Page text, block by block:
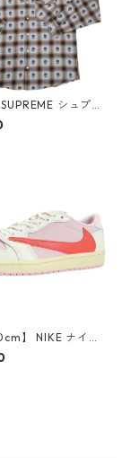
シュプリ
(N)ine 25FW
Shirt Blue
】 NIKE ナイキ
AIR JORDAN 1
Muslin/Shy Pink